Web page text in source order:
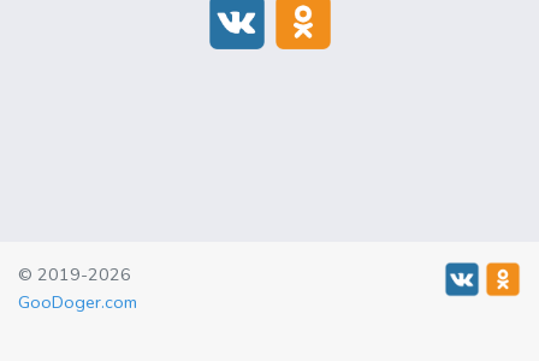
© 2019-2026
GooDoger.com